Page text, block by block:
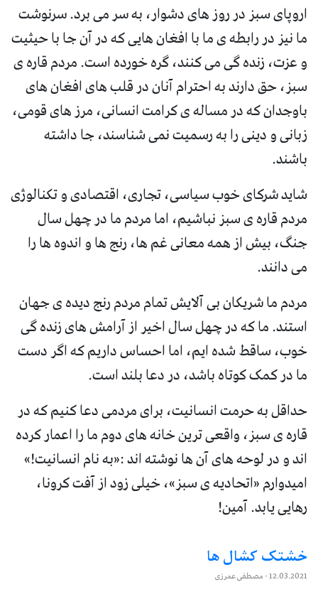
اروپای سبز در روز های دشوار، به سر می برد. سرنوشت
ما نیز در رابطه ی ما با افغان هایی که در آن جا با حیثیت
و عزت، زنده گی می کنند، گره خورده است. مردم قاره ی
سبز، حق دارند به احترام آنان در قلب های افغان های
باوجدان که در مساله ی کرامت انسانی، مرز های قومی،
زبانی و دینی را به رسمیت نمی شناسند، جا داشته
باشند.
شاید شرکای خوب سیاسی، تجاری، اقتصادی و تکنالوژی
مردم قاره ی سبز نباشیم، اما مردم ما در چهل سال
جنگ، بیش از همه معانی غم ها، رنج ها و اندوه ها را
می دانند.
مردم ما شریکان بی آلایش تمام مردم رنج دیده ی جهان
استند. ما که در چهل سال اخیر از آرامش های زنده گی
خوب، ساقط شده ایم، اما احساس داریم که اگر دست
ما در کمک کوتاه باشد، در دعا بلند است.
حداقل به حرمت انسانیت، برای مردمی دعا کنیم که در
قاره ی سبز، واقعی ترین خانه های دوم ما را اعمار کرده
اند و در لوحه های آن ها نوشته اند :«به نام انسانیت!»
امیدوارم «اتحادیه ی سبز»، خیلی زود از آفت کرونا،
رهایی یابد. آمین!
خشتک کشال ها
12.03.2021- مصطفی عمرزی